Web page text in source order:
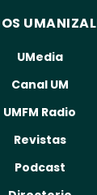
UMedia
Canal UM
UMFM Radio
Revistas
Podcast